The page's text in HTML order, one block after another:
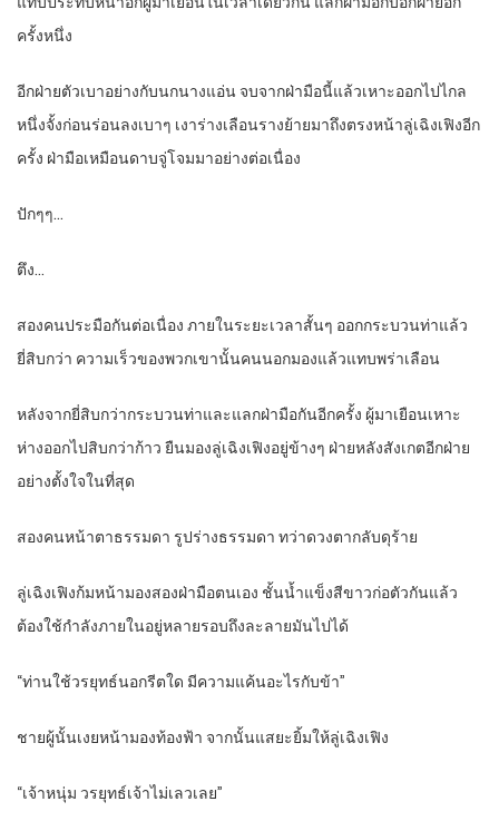
ครั้งหนึ่ง
อีกฝ่ายตัวเบาอย่างกับนกนางแอ่น จบจากฝ่ามือนี้แล้วเหาะออกไปไกล
หนึ่งจั้งก่อนร่อนลงเบาๆ เงาร่างเลือนรางย้ายมาถึงตรงหน้าลู่เฉิงเฟิงอีก
ครั้ง ฝ่ามือเหมือนดาบจู่โจมมาอย่างต่อเนื่อง
ปักๆๆ…
ตึง…
สองคนประมือกันต่อเนื่อง ภายในระยะเวลาสั้นๆ ออกกระบวนท่าแล้ว
ยี่สิบกว่า ความเร็วของพวกเขานั้นคนนอกมองแล้วแทบพร่าเลือน
หลังจากยี่สิบกว่ากระบวนท่าและแลกฝ่ามือกันอีกครั้ง ผู้มาเยือนเหาะ
ห่างออกไปสิบกว่าก้าว ยืนมองลู่เฉิงเฟิงอยู่ข้างๆ ฝ่ายหลังสังเกตอีกฝ่าย
อย่างตั้งใจในที่สุด
สองคนหน้าตาธรรมดา รูปร่างธรรมดา ทว่าดวงตากลับดุร้าย
ลู่เฉิงเฟิงก้มหน้ามองสองฝ่ามือตนเอง ชั้นน้ำแข็งสีขาวก่อตัวกันแล้ว
ต้องใช้กำลังภายในอยู่หลายรอบถึงละลายมันไปได้
“ท่านใช้วรยุทธ์นอกรีตใด มีความแค้นอะไรกับข้า”
ชายผู้นั้นเงยหน้ามองท้องฟ้า จากนั้นแสยะยิ้มให้ลู่เฉิงเฟิง
“เจ้าหนุ่ม วรยุทธ์เจ้าไม่เลวเลย”